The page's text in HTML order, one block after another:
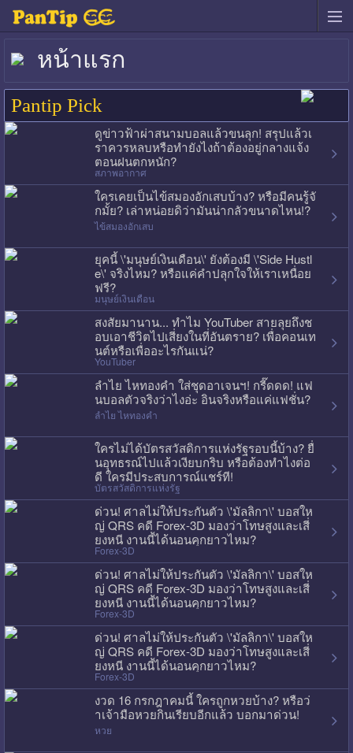
หน้าแรก
Pantip Pick
ดูข่าวฟ้าผ่าสนามบอลแล้วขนลุก! สรุปแล้วเ
ราควรหลบหรือทำยังไงถ้าต้องอยู่กลางแจ้ง
ตอนฝนตกหนัก?
สภาพอากาศ
ใครเคยเป็นไข้สมองอักเสบบ้าง? หรือมีคนรู้จั
กมั้ย? เล่าหน่อยดิว่ามันน่ากลัวขนาดไหน!?
ไข้สมองอักเสบ
ยุคนี้ \'มนุษย์เงินเดือน\' ยังต้องมี \'Side Hustl
e\' จริงไหม? หรือแค่คำปลุกใจให้เราเหนื่อย
ฟรี?
มนุษย์เงินเดือน
สงสัยมานาน... ทำไม YouTuber สายลุยถึงช
อบเอาชีวิตไปเสี่ยงในที่อันตราย? เพื่อคอนเท
นต์หรือเพื่ออะไรกันแน่?
YouTuber
ลำไย ไหทองคำ ใส่ชุดอาเจนฯ! กรี๊ดดด! แฟ
นบอลตัวจริงว่าไงอ่ะ อินจริงหรือแค่แฟชั่น?
ลำไย ไหทองคำ
ใครไม่ได้บัตรสวัสดิการแห่งรัฐรอบนี้บ้าง? ยื่
นอุทธรณ์ไปแล้วเงียบกริบ หรือต้องทำไงต่อ
ดี ใครมีประสบการณ์แชร์ที!
บัตรสวัสดิการแห่งรัฐ
ด่วน! ศาลไม่ให้ประกันตัว \'มัลลิกา\' บอสให
ญ่ QRS คดี Forex-3D มองว่าโทษสูงและเสี่
ยงหนี งานนี้ได้นอนคุกยาวไหม?
Forex-3D
ด่วน! ศาลไม่ให้ประกันตัว \'มัลลิกา\' บอสให
ญ่ QRS คดี Forex-3D มองว่าโทษสูงและเสี่
ยงหนี งานนี้ได้นอนคุกยาวไหม?
Forex-3D
ด่วน! ศาลไม่ให้ประกันตัว \'มัลลิกา\' บอสให
ญ่ QRS คดี Forex-3D มองว่าโทษสูงและเสี่
ยงหนี งานนี้ได้นอนคุกยาวไหม?
Forex-3D
งวด 16 กรกฎาคมนี้ ใครถูกหวยบ้าง? หรือว่
าเจ้ามือหวยกินเรียบอีกแล้ว บอกมาด่วน!
หวย